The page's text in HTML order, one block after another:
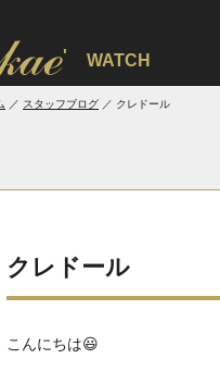
' WATCH
スタッフブログ クレドール
クレドール
こんにちは😃